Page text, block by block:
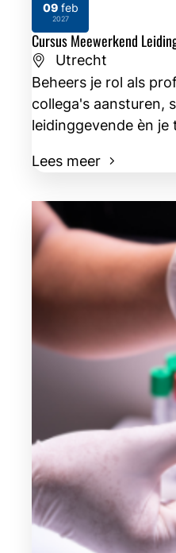
Cursus Meewerkend
Utrecht
Beheers je rol als
collega's aansturen,
leidinggevende èn
Lees meer
2026
09feb
2027